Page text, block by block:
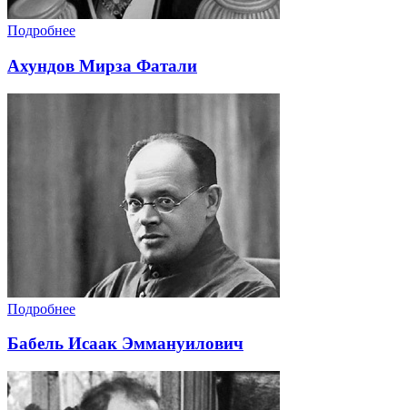
Подробнее
Ахундов Мирза Фатали
Подробнее
Бабель Исаак Эммануилович